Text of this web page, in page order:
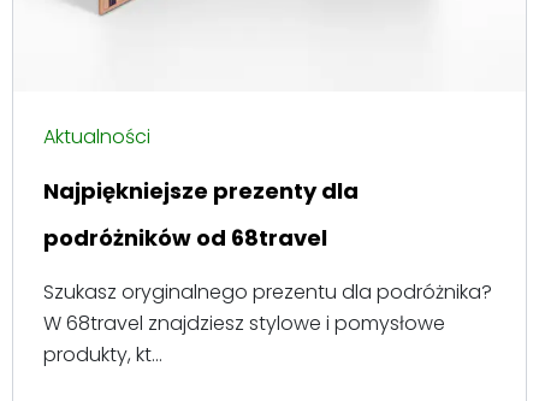
Aktualności
Najpiękniejsze prezenty dla
podróżników od 68travel
Szukasz oryginalnego prezentu dla podróżnika?
W 68travel znajdziesz stylowe i pomysłowe
produkty, kt...